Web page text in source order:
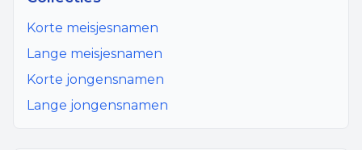
Korte meisjesnamen
Lange meisjesnamen
Korte jongensnamen
Lange jongensnamen